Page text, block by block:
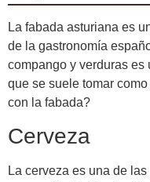
La fabada asturiana es
de la gastronomía
compango y verduras es
que se suele tomar
con la fabada?
Cerveza
La cerveza es una de